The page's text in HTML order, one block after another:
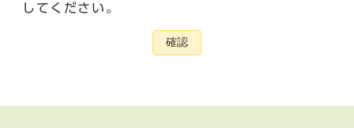
してください。
確認